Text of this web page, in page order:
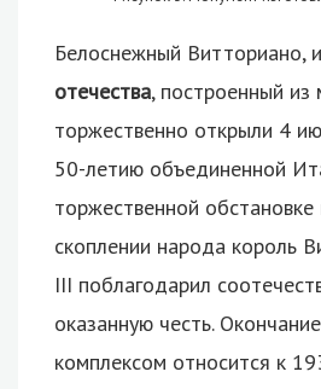
Белоснежный Витториано,
отечества, построенный из
торжественно открыли 4
50-летию объединенной
торжественной
скоплении народа король
III поблагодарил
оказанную честь.
комплексом относится к